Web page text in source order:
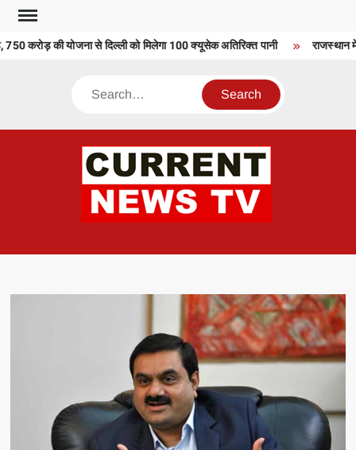
Skip
content
करोड़ की योजना से दिल्ली को मिलेगा 100 क्यूसेक अतिरिक्त पानी राजस्थान
Search